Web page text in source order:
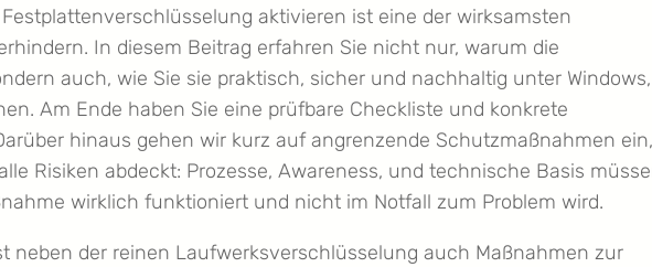
aktivieren ist eine der wirksamsten
In diesem Beitrag erfahren Sie nicht nur, warum die
auch, wie Sie sie praktisch, sicher und nachhaltig unter Windows,
Am Ende haben Sie eine prüfbare Checkliste und konkrete
hinaus gehen wir kurz auf angrenzende Schutzmaßnahmen ein,
Risiken abdeckt: Prozesse, Awareness, und technische Basis
wirklich funktioniert und nicht im Notfall zum Problem wird.
neben der reinen Laufwerksverschlüsselung auch Maßnahmen zur